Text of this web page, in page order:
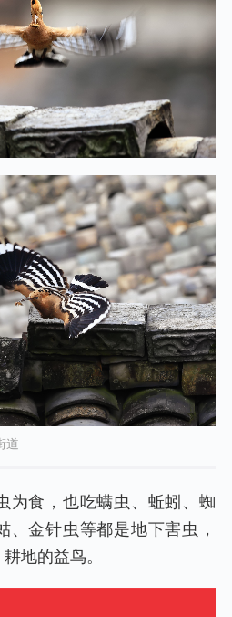
道
为食，也吃螨虫、蚯蚓、蜘
、金针虫等都是地下害虫，
地的益鸟。